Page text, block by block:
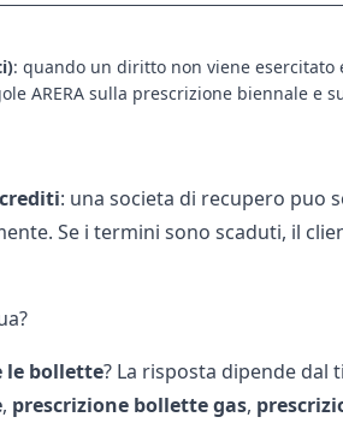
: quando un diritto non viene
ARERA sulla prescrizione biennale e
: una societa di recupero puo
Se i termini sono scaduti, il
le bollette? La risposta dipende dal
, prescrizione bollette gas,